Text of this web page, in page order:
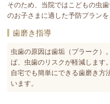
そのため、当院ではこどもの虫
のお子さまに適した予防プランを
歯磨き指導
虫歯の原因は歯垢（プラーク）
ば、虫歯のリスクが軽減します
自宅でも簡単にできる歯磨き方
います。